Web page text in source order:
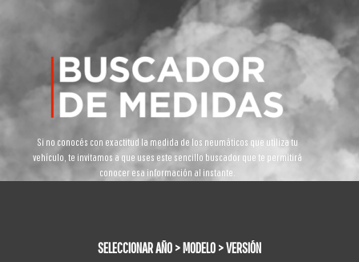
Si no conocés con exactitud la medida de los neumáticos que utiliza tu
vehículo, te invitamos a que uses este sencillo buscador que te permitirá
conocer esa información al instante.
SELECCIONAR AÑO > MODELO > VERSIÓN